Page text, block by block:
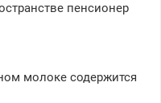
пенсионер
молоке содержится